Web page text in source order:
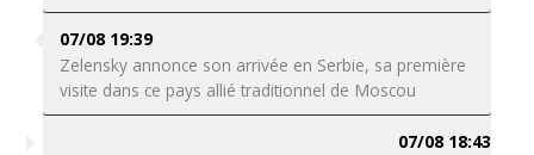
07/08 19:39
Zelensky annonce son arrivée en Serbie, sa première
visite dans ce pays allié traditionnel de Moscou
07/08 18:43